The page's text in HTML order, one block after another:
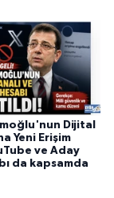
Dijital
Yeni Erişim
ve Aday
da kapsamda